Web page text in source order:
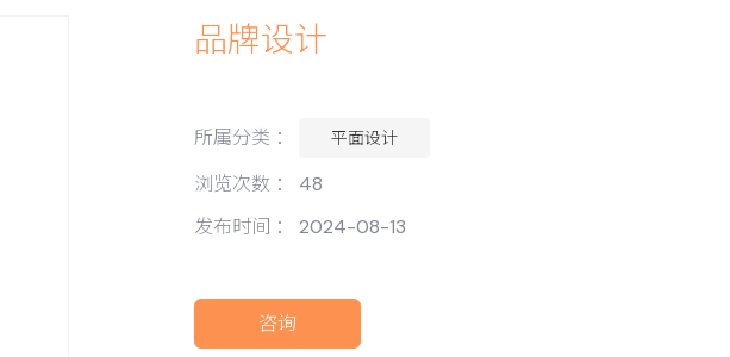
品牌设计
所属分类 ： 平面设计
浏览次数 ： 48
发布时间 ： 2024-08-13
咨询